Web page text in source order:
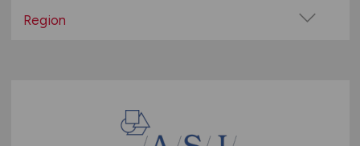
befristete Anstellung
Arbeitnehmerüberlassung
geringfügige Beschäftigung / Minijob
Region